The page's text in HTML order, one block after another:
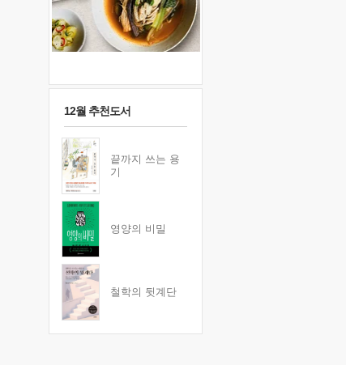
12월 추천도서
끝까지 쓰는 용
기
영양의 비밀
철학의 뒷계단